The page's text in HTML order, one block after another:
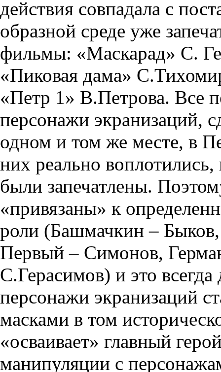
действия совпадала с
образной среде уже
фильмы: «Маскарад» С.
«Пиковая дама»
«Петр 1» В.Петрова. Все
персонажи экранизаций,
одном и том же месте, в
них реально
были запечатлены.
«привязаны» к
роли (Башмачкин –
Первый – Симонов,
С.Герасимов) и это
персонажи экранизаций
масками в том
«осваивает» главный
манипуляции с